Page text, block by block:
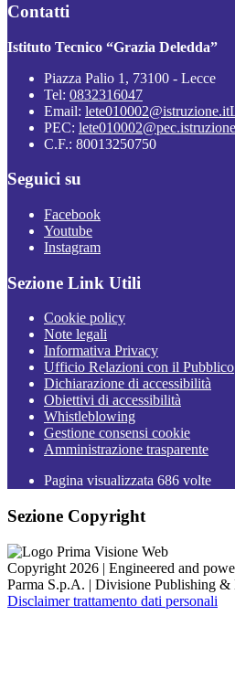
Contatti
Istituto Tecnico “Grazia Deledda”
Piazza Palio 1, 73100 - Lecce
Tel: 0832316047
Email: lete010002@istruzione.it
PEC:
C.F.: 80013250750
Seguici su
Facebook
Youtube
Instagram
Sezione Link Utili
Cookie policy
Note legali
Informativa Privacy
Ufficio Relazioni con il Pubblico
Dichiarazione di accessibilità
Obiettivi di accessibilità
Whistleblowing
Gestione consensi cookie
Amministrazione trasparente
Pagina visualizzata 686 volte
Sezione Copyright
Copyright 2026 | Engineered and
Parma S.p.A. | Divisione Publishing
Disclaimer trattamento dati personali